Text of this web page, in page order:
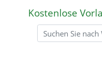
Kostenlose